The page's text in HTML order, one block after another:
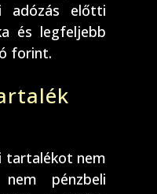
adózás előtti
és legfeljebb
forint.
tartalékot nem
pénzbeli